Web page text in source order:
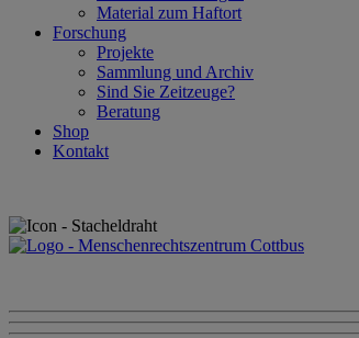
Material zum Haftort
Forschung
Projekte
Sammlung und Archiv
Sind Sie Zeitzeuge?
Beratung
Shop
Kontakt